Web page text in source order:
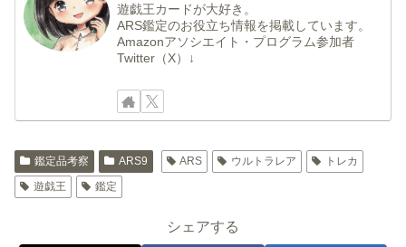
遊戯王カードが大好き。
ARS鑑定のお役立ち情報を掲載しています。
Amazonアソシエイト・プログラム参加者
Twitter（X）↓
鑑定品考察 ARS9 ARS ウルトラレア
トレカ
遊戯王
鑑定
シェアする